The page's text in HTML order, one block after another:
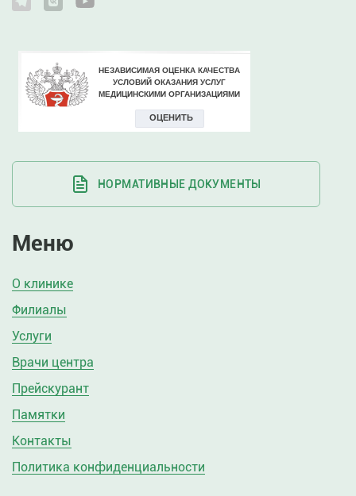
НОРМАТИВНЫЕ ДОКУМЕНТЫ
Меню
О клинике
Филиалы
Услуги
Врачи центра
Прейскурант
Памятки
Контакты
Политика конфиденциальности